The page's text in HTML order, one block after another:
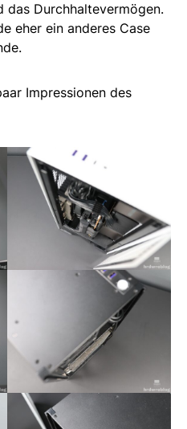
das Durchhaltevermögen.
eher ein anderes Case
Impressionen des